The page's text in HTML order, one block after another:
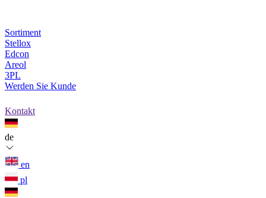
Sortiment
Stellox
Edcon
Areol
3PL
Werden Sie Kunde
Kontakt
de
en
pl